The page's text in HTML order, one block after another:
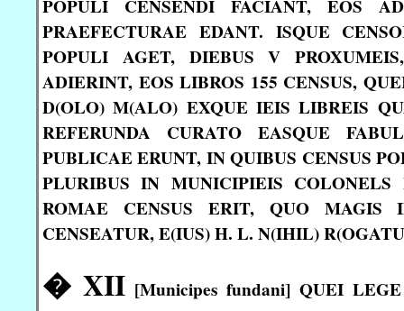
POPULI CENSENDI FACIANT, EOS
PRAEFECTURAE EDANT. ISQUE
POPULI AGET, DIEBUS V
ADIERINT, EOS LIBROS 155 CENSUS,
D(OLO) M(ALO) EXQUE IEIS LIBREIS
REFERUNDA CURATO EASQUE
PUBLICAE ERUNT, IN QUIBUS CENSUS
PLURIBUS IN MUNICIPIEIS
ROMAE CENSUS ERIT, QUO
CENSEATUR, E(IUS) H. L. N(IHIL)
� XII [Municipes fundani] QUEI